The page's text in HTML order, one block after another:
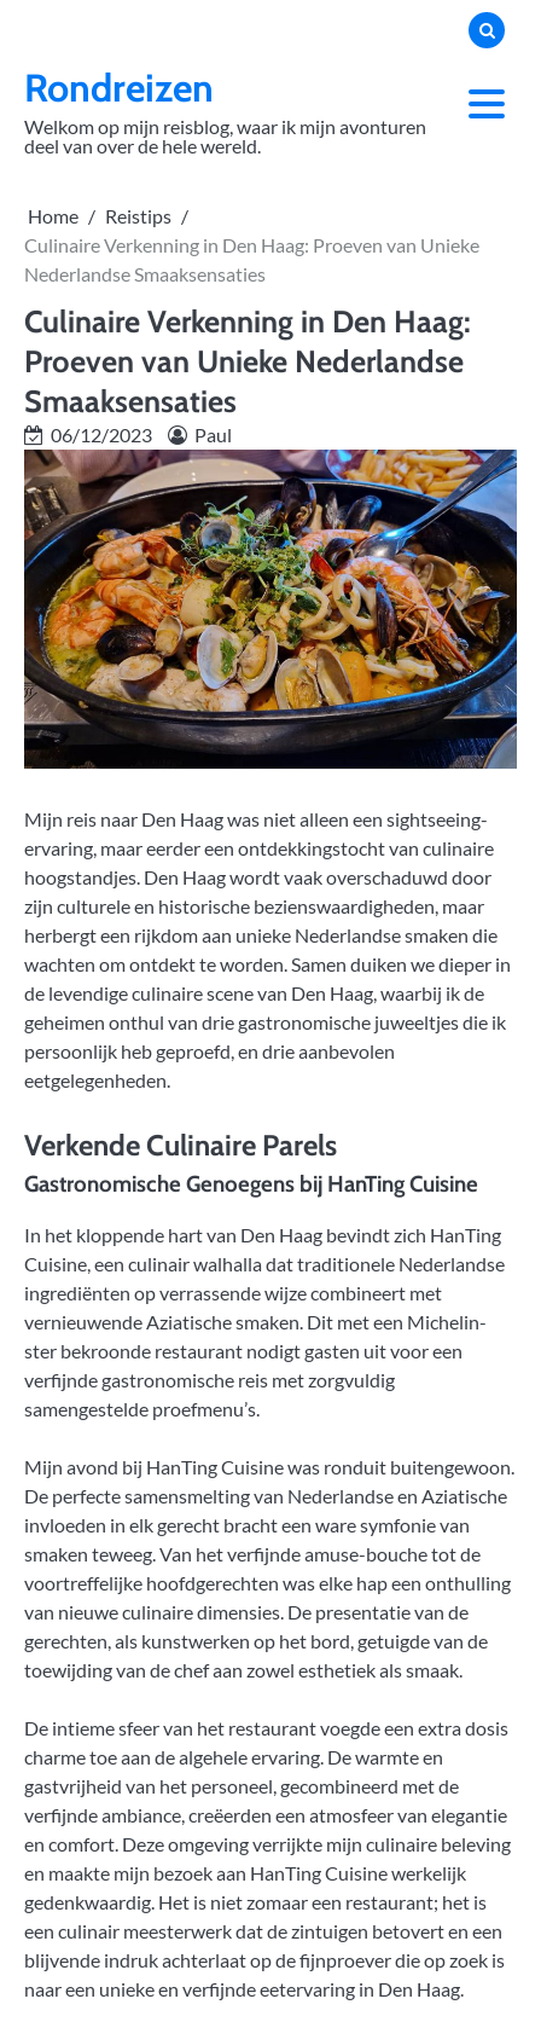
contentRondreizen
Welkom op mijn reisblog, waar ik mijn avonturen
deel van over de hele wereld.
Home
Reistips
Culinaire Verkenning in Den Haag: Proeven van Unieke
Nederlandse Smaaksensaties
Culinaire Verkenning in Den Haag:
Proeven van Unieke Nederlandse
Smaaksensaties
06/12/2023 Paul
Mijn reis naar Den Haag was niet alleen een sightseeing-
ervaring, maar eerder een ontdekkingstocht van culinaire
hoogstandjes. Den Haag wordt vaak overschaduwd door
zijn culturele en historische bezienswaardigheden, maar
herbergt een rijkdom aan unieke Nederlandse smaken die
wachten om ontdekt te worden. Samen duiken we dieper in
de levendige culinaire scene van Den Haag, waarbij ik de
geheimen onthul van drie gastronomische juweeltjes die ik
persoonlijk heb geproefd, en drie aanbevolen
eetgelegenheden.
Verkende Culinaire Parels
Gastronomische Genoegens bij HanTing Cuisine
In het kloppende hart van Den Haag bevindt zich HanTing
Cuisine, een culinair walhalla dat traditionele Nederlandse
ingrediënten op verrassende wijze combineert met
vernieuwende Aziatische smaken. Dit met een Michelin-
ster bekroonde restaurant nodigt gasten uit voor een
verfijnde gastronomische reis met zorgvuldig
samengestelde proefmenu’s.
Mijn avond bij HanTing Cuisine was ronduit buitengewoon.
De perfecte samensmelting van Nederlandse en Aziatische
invloeden in elk gerecht bracht een ware symfonie van
smaken teweeg. Van het verfijnde amuse-bouche tot de
voortreffelijke hoofdgerechten was elke hap een onthulling
van nieuwe culinaire dimensies. De presentatie van de
gerechten, als kunstwerken op het bord, getuigde van de
toewijding van de chef aan zowel esthetiek als smaak.
De intieme sfeer van het restaurant voegde een extra dosis
charme toe aan de algehele ervaring. De warmte en
gastvrijheid van het personeel, gecombineerd met de
verfijnde ambiance, creëerden een atmosfeer van elegantie
en comfort. Deze omgeving verrijkte mijn culinaire beleving
en maakte mijn bezoek aan HanTing Cuisine werkelijk
gedenkwaardig. Het is niet zomaar een restaurant; het is
een culinair meesterwerk dat de zintuigen betovert en een
blijvende indruk achterlaat op de fijnproever die op zoek is
naar een unieke en verfijnde eetervaring in Den Haag.